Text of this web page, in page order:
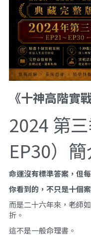
《十神高階實
2024 第
EP30）
命運沒有標準答案，但
你看到的，不只是十個案
而是二十六年來，老師
折。
這不是一般命理書。